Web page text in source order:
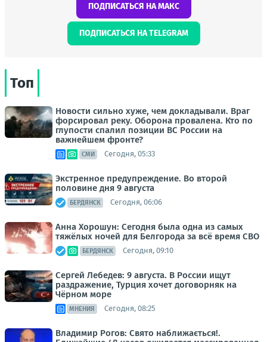
ПОДПИСАТЬСЯ НА МАКС
ПОДПИСАТЬСЯ НА TELEGRAM
Топ
Новости сильно хуже, чем докладывали. Враг
форсировал реку. Оборона провалена. Кто по
глупости спалил позиции ВС России на
важнейшем фронте?
СМИ Сегодня, 05:33
Экстренное предупреждение. Во второй
половине дня 9 августа
БЕРДЯНСК Сегодня, 06:06
Анна Хорошун: Сегодня была одна из самых
тяжёлых ночей для Белгорода за всё время СВО
БЕРДЯНСК Сегодня, 09:10
Сергей Лебедев: 9 августа. В России ищут
раздражение, Турция хочет договорняк на
Чёрном море
МНЕНИЯ Сегодня, 08:25
Владимир Рогов: Свято наближається!.